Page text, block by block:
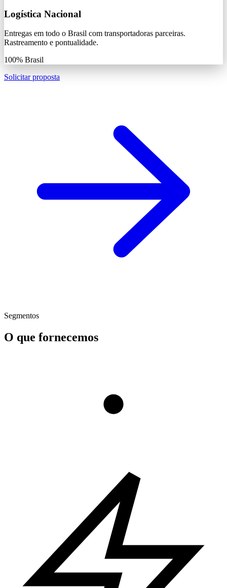
Logística Nacional
Entregas em todo o Brasil com transportadoras parceiras.
Rastreamento e pontualidade.
100% Brasil
Solicitar proposta
Segmentos
O que fornecemos